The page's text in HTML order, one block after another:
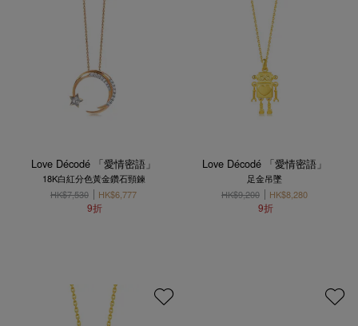
Love Décodé 「愛情密語」
18K白紅分色黃金鑽石頸鍊
HK$7,530
HK$6,777
9折
Love Décodé 「愛情密語」
足金吊墜
HK$9,200
HK$8,280
9折